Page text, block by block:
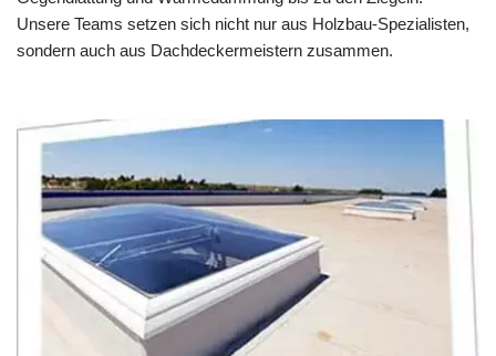
Unsere Teams setzen sich nicht nur aus Holzbau-Spezialisten,
sondern auch aus Dachdeckermeistern zusammen.